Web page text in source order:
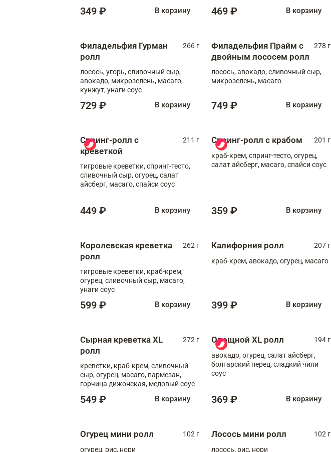
349 ₽ В корзину 469 ₽ В корзину
Филадельфия Гурман
ролл
266 г
лосось, угорь, сливочный сыр,
авокадо, микрозелень, масаго,
кунжут, унаги соус
729 ₽ В корзину
Филадельфия Прайм с
двойным лососем ролл
278 г
лосось, авокадо, сливочный сыр,
микрозелень, масаго
749 ₽ В корзину
Спринг-ролл с
креветкой
211 г
тигровые креветки, спринг-тесто,
сливочный сыр, огурец, салат
айсберг, масаго, спайси соус
449 ₽ В корзину
Спринг-ролл с крабом
201 г
краб-крем, спринг-тесто, огурец,
салат айсберг, масаго, спайси соус
359 ₽ В корзину
Королевская креветка
ролл
262 г
тигровые креветки, краб-крем,
огурец, сливочный сыр, масаго,
унаги соус
599 ₽ В корзину
Калифорния ролл
207 г
краб-крем, авокадо, огурец, масаго
399 ₽ В корзину
Сырная креветка XL
ролл
272 г
креветки, краб-крем, сливочный
сыр, огурец, масаго, пармезан,
горчица дижонская, медовый соус
549 ₽ В корзину
Овощной XL ролл
194 г
авокадо, огурец, салат айсберг,
болгарский перец, сладкий чили
соус
369 ₽ В корзину
Огурец мини ролл
102 г
огурец, рис, нори
Лосось мини ролл
102 г
лосось, рис, нори